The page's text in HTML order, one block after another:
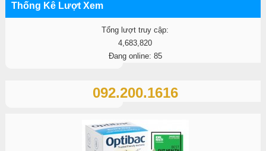
Thống Kê Lượt Xem
Tổng lượt truy cập:
4,683,820
Đang online: 85
092.200.1616